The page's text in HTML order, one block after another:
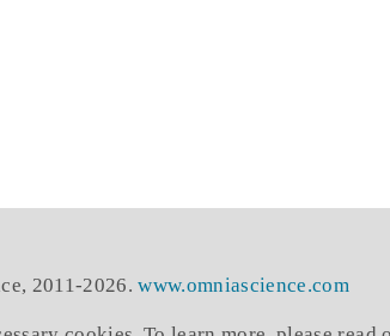
2011-2026.www.omniascience.com